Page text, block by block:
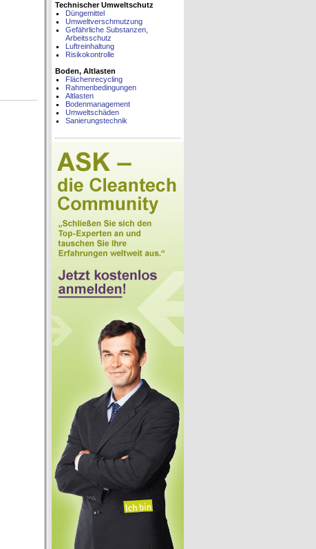
Technischer Umweltschutz
Düngemittel
Umweltverschmutzung
Gefährliche Substanzen,
Arbeitsschutz
Luftreinhaltung
Risikokontrolle
Boden, Altlasten
Flächenrecycling
Rahmenbedingungen
Altlasten
Bodenmanagement
Umweltschäden
Sanierungstechnik